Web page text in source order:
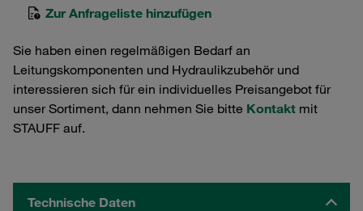
Zur Anfrageliste hinzufügen
Sie haben einen regelmäßigen Bedarf an
Leitungskomponenten und Hydraulikzubehör und
interessieren sich für ein individuelles Preisangebot für
unser Sortiment, dann nehmen Sie bitte Kontakt mit
STAUFF auf.
Technische Daten